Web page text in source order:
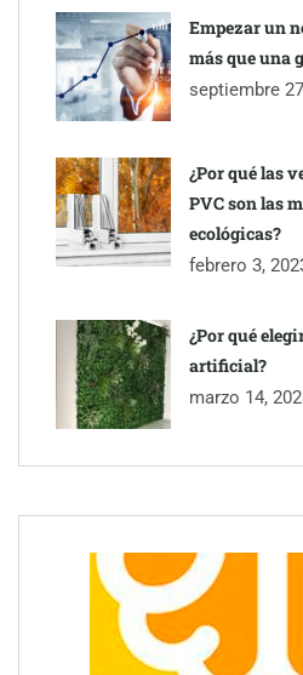
Empezar un
más que una
septiembre
¿Por qué las
PVC son las
ecológicas?
febrero 3,
¿Por qué
artificial?
marzo 14,